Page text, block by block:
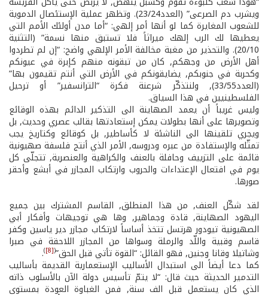
ويشرب دم الصرعى” (العدد23/24). وتظهر عملية الإستئصال الدموية
للشعوب المغايرة كما لو أنها أمر إلهي: “أما مدن أولئك الأمم التي
يعطيها لك الرب إلهك ميراثاً فلا تستبق منها نسمة” (التثنية
20/10). والتحذير من مغبة مخالفة الأمر الإلهي واضح: “إن لم تطردوا
أهل الأرض من وجهكم, كان من تبقونه منهم كإبرة في عيونكم
وكحربة في جنوبكم, يضايقونكم في الأرض التي أنتم تقيمون بها”
(العدد33/55), ولنتذكّر شرعنة فكرة “الترانسفير” أو ترحيل
الفلسطينيين في هذا السياق.
وليس غريباً أن يعمد الصهاينة الى التذكير الدائم بهذه الوقائع
وتصويرها على أنها بطولات يمكن إستعادتها بقالب عصري وحديث, بل
ويجري تلقينها الى الناشئة لا كأساطير, بل كوقائع وكتاريخ يجب
تمثّله والإستفادة من عبره ودروسه, الأمر الذي أنتج فلسفة صهيونية
قائمة على التزييف وحافلة بالعنف والكراهية والعنصرية, تتجلّى كل
يوم في افتعال الإعتداءات والحروب وارتكاب المجازر في أبشع وأحقر
صورها.
لقد شكّل العنف, من هذا المنطلق, القاسم المشترك بين جميع
اليهود الصهاينة, قادة وجماهير, وها هي توجيهات وأفكار أبي
الصهيونية تيودور هرتسل تتخذ أساساً لارتكاب مجازر دير ياسين وكفر
قاسم وقبية واللّد والرملة وسواها من المجازر اللاحقة في صبرا
وشاتيلا وقانا وجنين, فهو القائل: “القوة تأتي قبل الحق”(
[8]
)
.
كما دعا أيضاً الى استبدال الأساليب الإستعمارية القديمة بأساليب
التدمير الحديثة حيث قال: “لا يتمّ تأسيس دولة الآن بالأسلوب ذاته
الذي كان يستعمل قبل الف سنة, فمن الغباوة العودة بمستوى